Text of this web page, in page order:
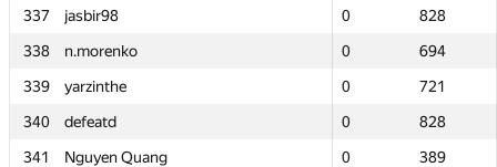
337
jasbir98 0
828
338
n.morenko 0
694
339
yarzinthe 0
721
340
defeatd 0
828
341
Nguyen Quang 0
389
337
jasbir98 0
828
338
n.morenko 0
694
339
yarzinthe 0
721
340
defeatd 0
828
341
Nguyen Quang 0
389